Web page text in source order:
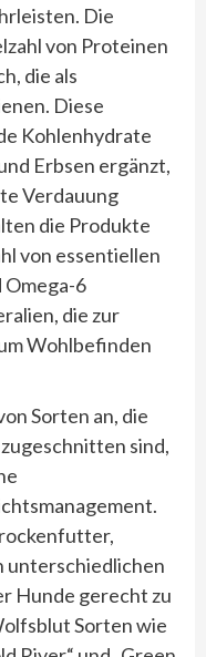
Die
von Proteinen
die als
Diese
Kohlenhydrate
Erbsen ergänzt,
Verdauung
die Produkte
von essentiellen
6
die zur
Wohlbefinden
Sorten an, die
sind,
unterschiedlichen
Hunde gerecht zu
Sorten wie